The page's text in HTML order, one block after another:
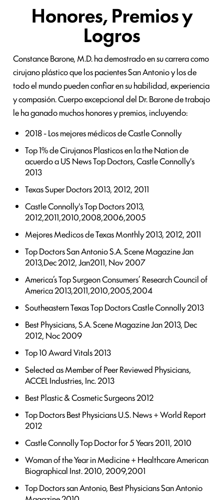
Honores, Premios y
Logros
Constance Barone, M.D. ha demostrado en su carrera como
cirujano plástico que los pacientes San Antonio y los de
todo el mundo pueden confiar en su habilidad, experiencia
y compasión. Cuerpo excepcional del Dr. Barone de trabajo
le ha ganado muchos honores y premios, incluyendo:
2018 - Los mejores médicos de Castle Connolly
Top 1% de Cirujanos Plasticos en la the Nation de
acuerdo a US News Top Doctors, Castle Connolly's
2013
Texas Super Doctors 2013, 2012, 2011
Castle Connolly's Top Doctors 2013,
2012,2011,2010,2008,2006,2005
Mejores Medicos de Texas Monthly 2013, 2012, 2011
Top Doctors San Antonio S.A. Scene Magazine Jan
2013,Dec 2012, Jan2011, Nov 2007
America’s Top Surgeon Consumers’ Research Council of
America 2013,2011,2010,2005,2004
Southeastern Texas Top Doctors Castle Connolly 2013
Best Physicians, S.A. Scene Magazine Jan 2013, Dec
2012, Noc 2009
Top 10 Award Vitals 2013
Selected as Member of Peer Reviewed Physicians,
ACCEL Industries, Inc. 2013
Best Plastic & Cosmetic Surgeons 2012
Top Doctors Best Physicians U.S. News + World Report
2012
Castle Connolly Top Doctor for 5 Years 2011, 2010
Woman of the Year in Medicine + Healthcare American
Biographical Inst. 2010, 2009,2001
Top Doctors san Antonio, Best Physicians San Antonio